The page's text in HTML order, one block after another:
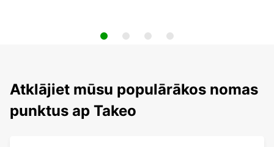
Atklājiet mūsu populārākos nomas
punktus ap Takeo